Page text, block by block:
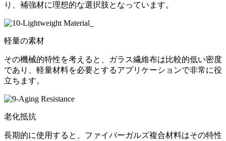
り、補強材に理想的な選択肢となっています。
軽量の素材
その機械的特性を考えると、ガラス繊維布は比較的低い密度
であり、軽量材料を必要とするアプリケーションで非常に役
立ちます。
老化抵抗
長期的に使用すると、ファイバーガルズ複合材料はその特性